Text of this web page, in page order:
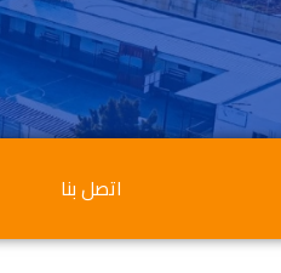
اتصل بنا